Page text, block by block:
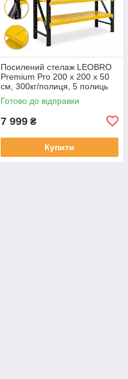
Посилений стелаж LEOBRO
Premium Pro 200 х 200 х 50
см, 300кг/полиця, 5 полиць
(LB-R132)
Готово до відправки
7 999 ₴
Купити